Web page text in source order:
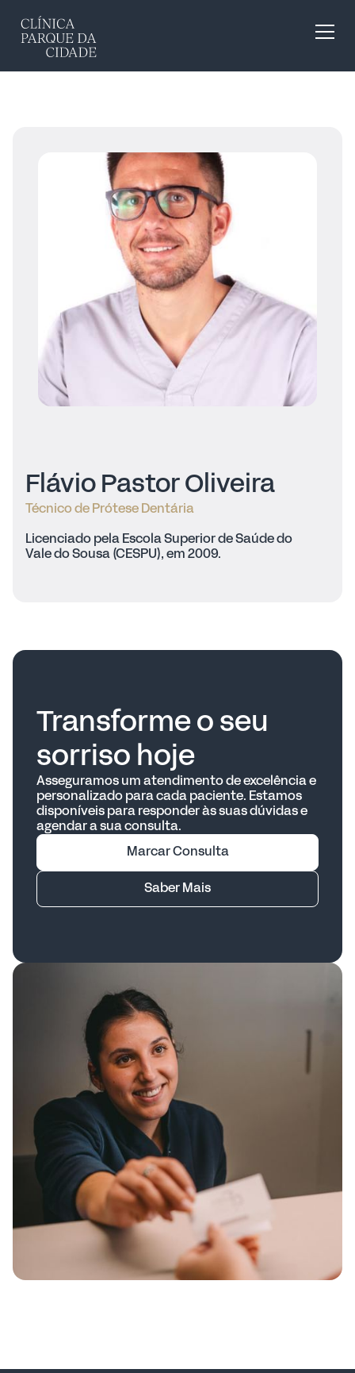
Flávio Pastor Oliveira
Técnico de Prótese Dentária
Licenciado pela Escola Superior de Saúde do
Vale do Sousa (CESPU), em 2009.
Transforme o seu
sorriso hoje
Asseguramos um atendimento de excelência e
personalizado para cada paciente. Estamos
disponíveis para responder às suas dúvidas e
agendar a sua consulta.
Marcar Consulta
Saber Mais